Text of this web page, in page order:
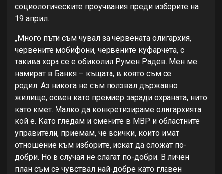
социологическите проучвания преди изборите на
19 април.
„Много пъти съм чувал за червената олигархия,
червените мобифони, червените куфарчета, с
такива хора се е обиколил Румен Радев. Мен ме
намират в Банкя – къщата, в която съм се
родил. Аз никога не съм ползвал държавно
жилище, освен като премиер заради охраната, нито
като кмет. Малко да конкретизираме олигархията
кой е. Като гледам и смените в МВР и областните
управители, приемам, че всички, които имат
отношение към изборите, искат да сложат по-
добри. Но в случая не слагат по-добри. В личен
план съм се чувствал най-добре като главен